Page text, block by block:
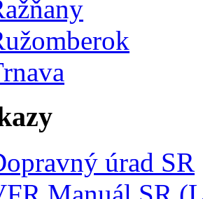
úrad SR